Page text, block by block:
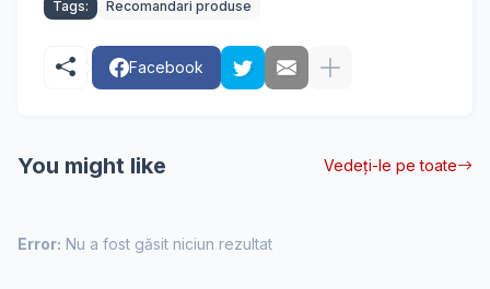
Tags: Recomandari produse
Facebook
You might like Vedeți-le pe toate
Error: Nu a fost găsit niciun rezultat